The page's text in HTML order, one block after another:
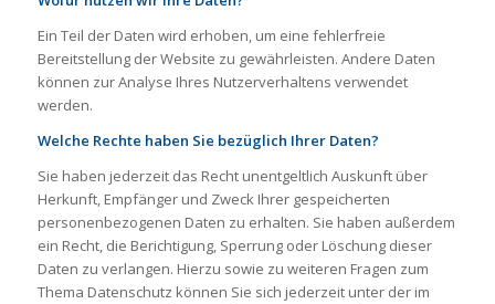
Ein Teil der Daten wird erhoben, um eine fehlerfreie
Bereitstellung der Website zu gewährleisten. Andere Daten
können zur Analyse Ihres Nutzerverhaltens verwendet
werden.
Welche Rechte haben Sie bezüglich Ihrer Daten?
Sie haben jederzeit das Recht unentgeltlich Auskunft über
Herkunft, Empfänger und Zweck Ihrer gespeicherten
personenbezogenen Daten zu erhalten. Sie haben außerdem
ein Recht, die Berichtigung, Sperrung oder Löschung dieser
Daten zu verlangen. Hierzu sowie zu weiteren Fragen zum
Thema Datenschutz können Sie sich jederzeit unter der im